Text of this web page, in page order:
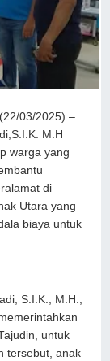
03/2025) –
M.H
warga yang
di
Utara yang
biaya untuk
S.I.K., M.H.,
untuk
tersebut, anak